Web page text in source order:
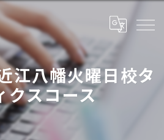
江八幡火曜日校タ
クスコース